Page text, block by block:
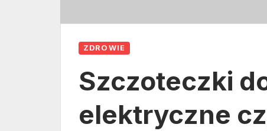
ZDROWIE
Szczoteczki
elektryczne